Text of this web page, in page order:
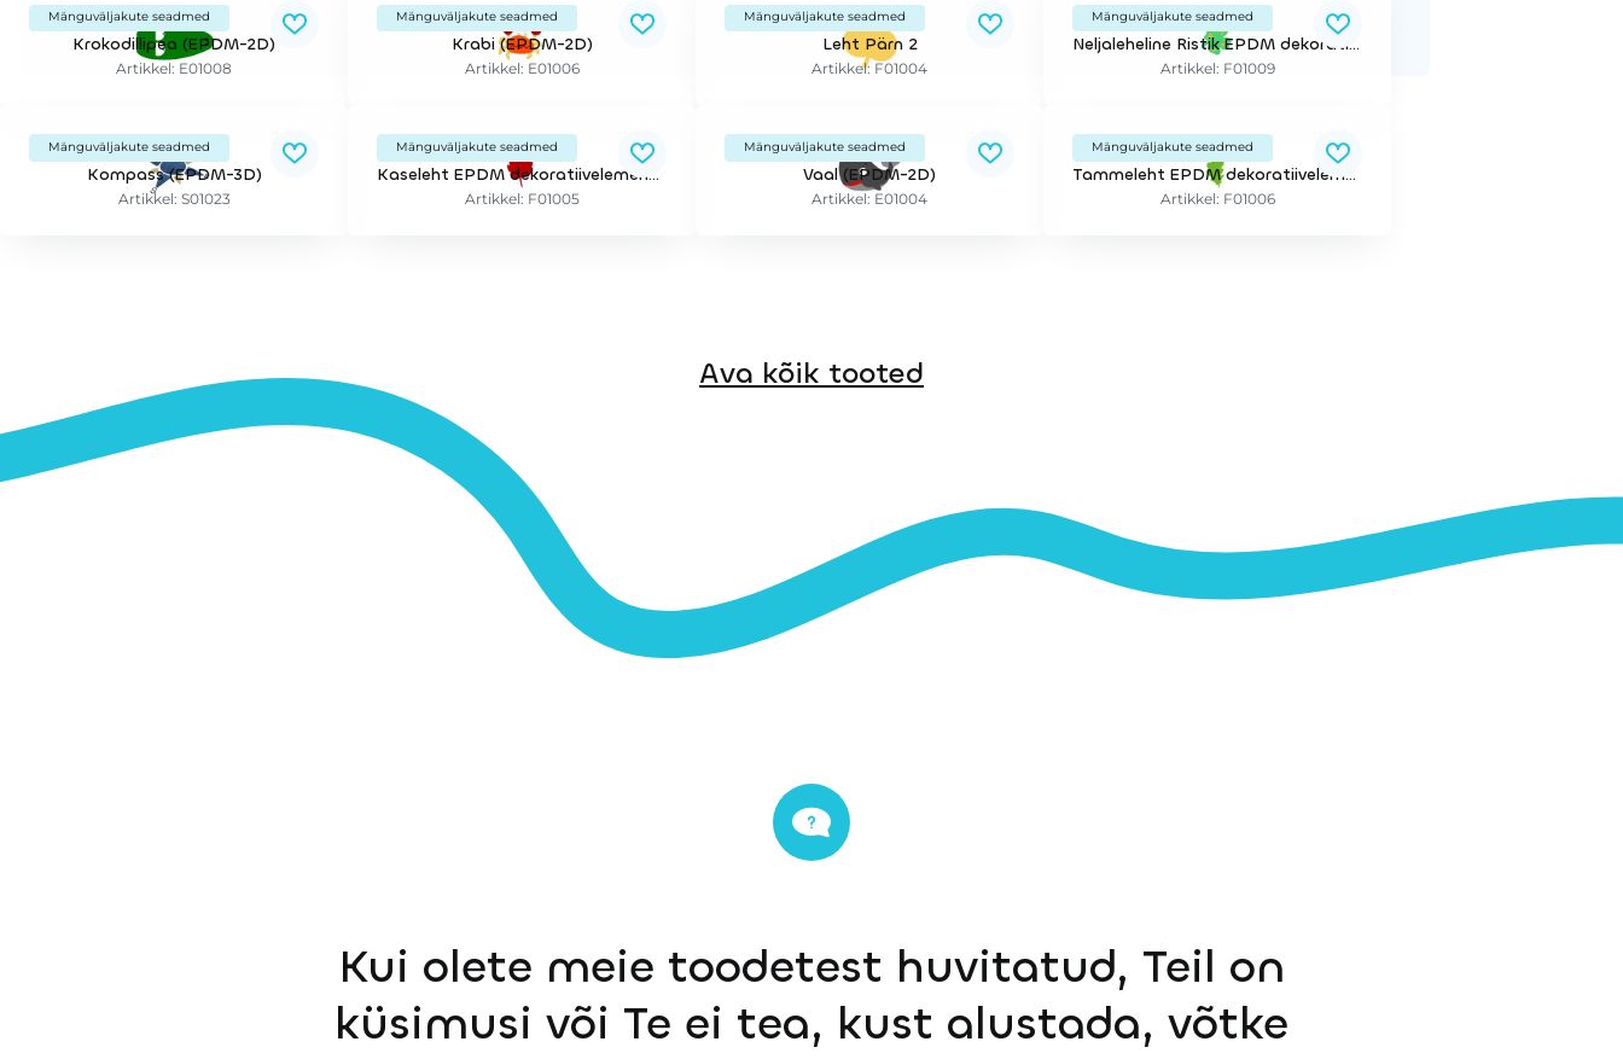
Mänguväljakute seadmed
Krokodillipea (EPDM-2D)
Artikkel: E01008
Mänguväljakute seadmed
Krabi (EPDM-2D)
Artikkel: E01006
Mänguväljakute seadmed
Leht Pärn 2
Artikkel: F01004
Mänguväljakute seadmed
Neljaleheline Ristik EPDM dekoratiivelement 2D numbritega
Artikkel: F01009
Mänguväljakute seadmed
Kompass (EPDM-3D)
Artikkel: S01023
Mänguväljakute seadmed
Kaseleht EPDM dekoratiivelement 2D
Artikkel: F01005
Mänguväljakute seadmed
Vaal (EPDM-2D)
Artikkel: E01004
Mänguväljakute seadmed
Tammeleht EPDM dekoratiivelement 2D
Artikkel: F01006
Ava kõik tooted
Kui olete meie toodetest huvitatud, Teil on
küsimusi või Te ei tea, kust alustada, võtke